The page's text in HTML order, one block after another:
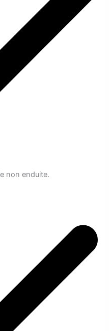
non enduite.